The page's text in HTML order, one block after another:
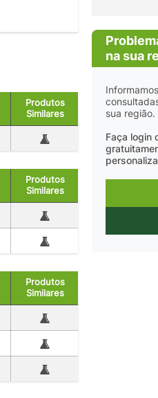
Produtos
Similares
Produtos
Similares
Produtos
Similares
na sua
sua região.
Faça login